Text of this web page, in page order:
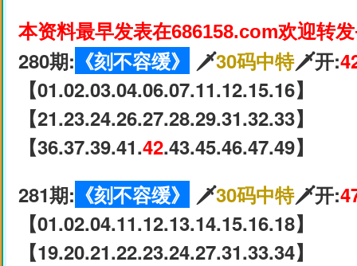
本资料最早发表在686158.com欢迎转
280期: 《刻不容缓》 🗡30码中特🗡开:
【01.02.03.04.06.07.11.12.15.16】
【21.23.24.26.27.28.29.31.32.33】
【36.37.39.41.42.43.45.46.47.49】
281期: 《刻不容缓》 🗡30码中特🗡开:
【01.02.04.11.12.13.14.15.16.18】
【19.20.21.22.23.24.27.31.33.34】